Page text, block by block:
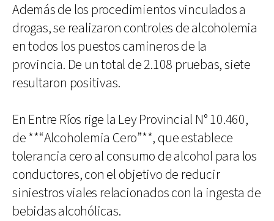
Además de los procedimientos vinculados a
drogas, se realizaron controles de alcoholemia
en todos los puestos camineros de la
provincia. De un total de 2.108 pruebas, siete
resultaron positivas.
En Entre Ríos rige la Ley Provincial N° 10.460,
de **“Alcoholemia Cero”**, que establece
tolerancia cero al consumo de alcohol para los
conductores, con el objetivo de reducir
siniestros viales relacionados con la ingesta de
bebidas alcohólicas.